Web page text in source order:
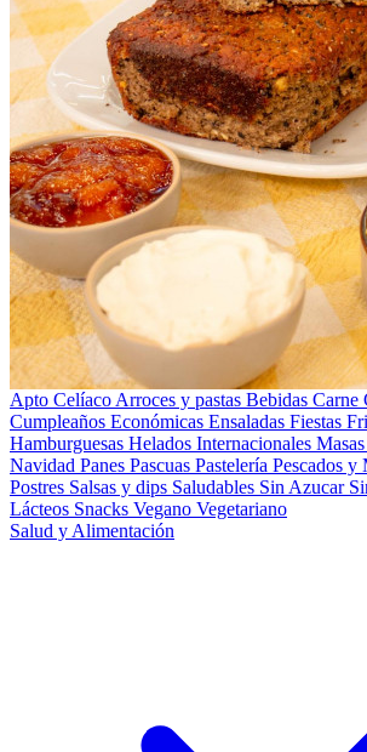
Apto Celíaco Arroces y pastas Bebidas Carne
Cumpleaños Económicas Ensaladas Fiestas
Hamburguesas Helados Internacionales
Navidad Panes Pascuas Pastelería Pescados y
Postres Salsas y dips Saludables Sin Azucar
Lácteos Snacks Vegano Vegetariano
Salud y Alimentación